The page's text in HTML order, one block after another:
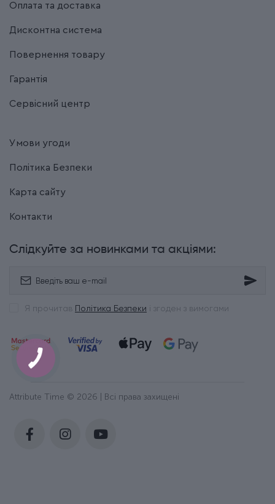
Оплата та доставка
Дисконтна система
Повернення товару
Гарантія
Сервісний центр
Умови угоди
Політика Безпеки
Карта сайту
Контакти
Слідкуйте за новинками та акціями:
Я прочитав Політика Безпеки і згоден з вимогами
Attribute Time © 2026 | Всі права захищені